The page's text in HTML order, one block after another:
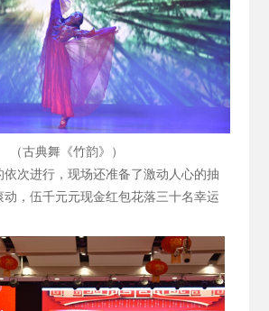
（古典舞《竹韵》）
次进行，现场还准备了激动人心的抽
，伍千元元现金红包花落三十名幸运